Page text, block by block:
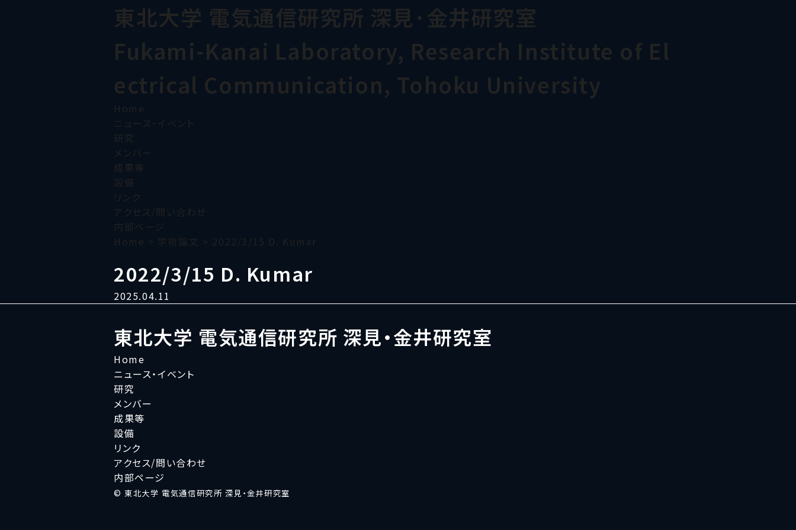
東北大学 電気通信研究所 深見･金井研究室
Fukami-Kanai Laboratory, Research Institute of El
ectrical Communication, Tohoku University
Home
ニュース・イベント
研究
メンバー
成果等
設備
リンク
アクセス/問い合わせ
内部ページ
Home > 学術論文 > 2022/3/15 D. Kumar
2022/3/15 D. Kumar
2025.04.11
東北大学 電気通信研究所 深見・金井研究室
Home
ニュース・イベント
研究
メンバー
成果等
設備
リンク
アクセス/問い合わせ
内部ページ
© 東北大学 電気通信研究所 深見・金井研究室